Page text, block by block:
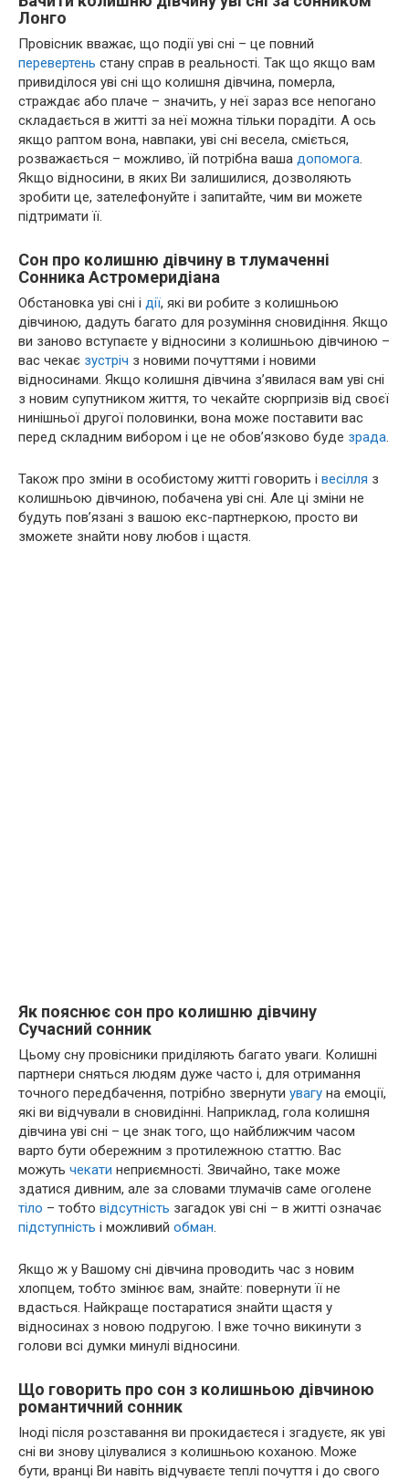
Лонго
Провісник вважає, що події уві сні – це повний
перевертень стану справ в реальності. Так що якщо вам
привиділося уві сні що колишня дівчина, померла,
страждає або плаче – значить, у неї зараз все непогано
складається в житті за неї можна тільки порадіти. А ось
якщо раптом вона, навпаки, уві сні весела, сміється,
розважається – можливо, їй потрібна ваша допомога.
Якщо відносини, в яких Ви залишилися, дозволяють
зробити це, зателефонуйте і запитайте, чим ви можете
підтримати її.
Сон про колишню дівчину в тлумаченні
Сонника Астромеридіана
Обстановка уві сні і дії, які ви робите з колишньою
дівчиною, дадуть багато для розуміння сновидіння. Якщо
ви заново вступаєте у відносини з колишньою дівчиною –
вас чекає зустріч з новими почуттями і новими
відносинами. Якщо колишня дівчина з’явилася вам уві сні
з новим супутником життя, то чекайте сюрпризів від своєї
нинішньої другої половинки, вона може поставити вас
перед складним вибором і це не обов’язково буде зрада.
Також про зміни в особистому житті говорить і весілля з
колишньою дівчиною, побачена уві сні. Але ці зміни не
будуть пов’язані з вашою екс-партнеркою, просто ви
зможете знайти нову любов і щастя.
Як пояснює сон про колишню дівчину
Сучасний сонник
Цьому сну провісники приділяють багато уваги. Колишні
партнери сняться людям дуже часто і, для отримання
точного передбачення, потрібно звернути увагу на емоції,
які ви відчували в сновидінні. Наприклад, гола колишня
дівчина уві сні – це знак того, що найближчим часом
варто бути обережним з протилежною статтю. Вас
можуть чекати неприємності. Звичайно, таке може
здатися дивним, але за словами тлумачів саме оголене
тіло – тобто відсутність загадок уві сні – в житті означає
підступність і можливий обман.
Якщо ж у Вашому сні дівчина проводить час з новим
хлопцем, тобто змінює вам, знайте: повернути її не
вдасться. Найкраще постаратися знайти щастя у
відносинах з новою подругою. І вже точно викинути з
голови всі думки минулі відносини.
Що говорить про сон з колишньою дівчиною
романтичний сонник
Іноді після розставання ви прокидаєтеся і згадуєте, як уві
сні ви знову цілувалися з колишньою коханою. Може
бути, вранці Ви навіть відчуваєте теплі почуття і до свого